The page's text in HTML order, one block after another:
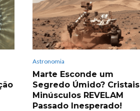
Astronomia
Marte Esconde um
Segredo Úmido? Cristais
Minúsculos REVELAM
Passado Inesperado!